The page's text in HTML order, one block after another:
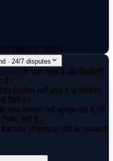
को कहा जाएगा।
· 24/7 disputes
के पास रहता है और डिलीवरी
है।
डिलीवर नहीं होता है या लिस्टिंग
मिलेगा।
साथ समस्या नहीं सुलझा पाते हैं, तो
लेती है।
बैंक-ग्रेड एन्क्रिप्टेड गेटवे के माध्यम से